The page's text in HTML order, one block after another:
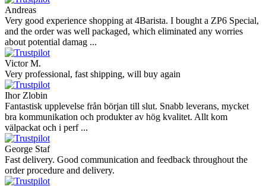
Andreas
Very good experience shopping at 4Barista. I bought a ZP6 Special,
and the order was well packaged, which eliminated any worries
about potential damag ...
Victor M.
Very professional, fast shipping, will buy again
Ihor Zlobin
Fantastisk upplevelse från början till slut. Snabb leverans, mycket
bra kommunikation och produkter av hög kvalitet. Allt kom
välpackat och i perf ...
George Staf
Fast delivery. Good communication and feedback throughout the
order procedure and delivery.